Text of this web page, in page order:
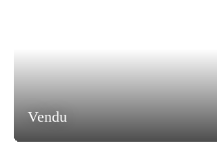
Vendu